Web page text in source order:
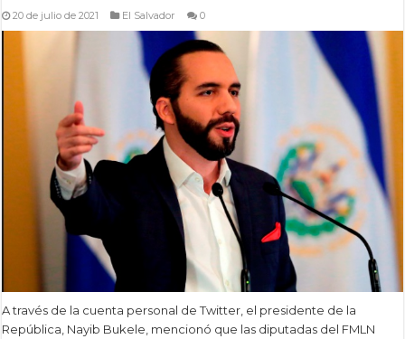
20 de julio de 2021 El Salvador 0
A través de la cuenta personal de Twitter, el presidente de la
República, Nayib Bukele, mencionó que las diputadas del FMLN